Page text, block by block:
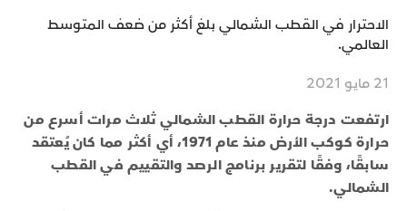
الاحترار في القطب الشمالي بلغ أكثر من ضعف المتوسط
العالمي.
21 مايو 2021
ارتفعت درجة حرارة القطب الشمالي ثلاث مرات أسرع من
حرارة كوكب الأرض منذ عام 1971، أي أكثر مما كان يُعتقد
سابقًا، وفقًا لتقرير برنامج الرصد والتقييم في القطب
الشمالي.